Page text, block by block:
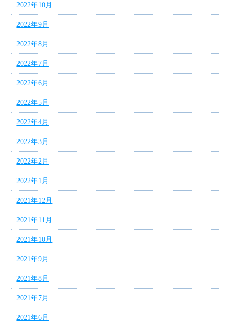
2022年10月
2022年9月
2022年8月
2022年7月
2022年6月
2022年5月
2022年4月
2022年3月
2022年2月
2022年1月
2021年12月
2021年11月
2021年10月
2021年9月
2021年8月
2021年7月
2021年6月